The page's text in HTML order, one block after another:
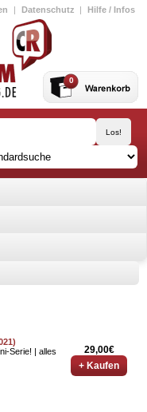
| Datenschutz | Hilfe / Infos
0
Serie! | alles
29,00€
+ Kaufen